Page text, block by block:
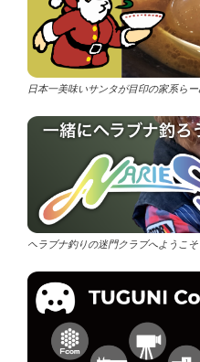
日本一美味いサンタが目印の家系ら
ヘラブナ釣りの迷門クラブへようこそ